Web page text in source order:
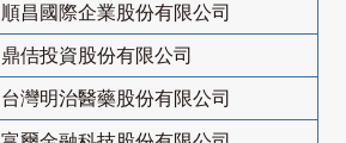
順昌國際企業股份有限公司
鼎佶投資股份有限公司
台灣明治醫藥股份有限公司